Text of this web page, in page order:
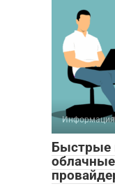
Информация
Быстрые